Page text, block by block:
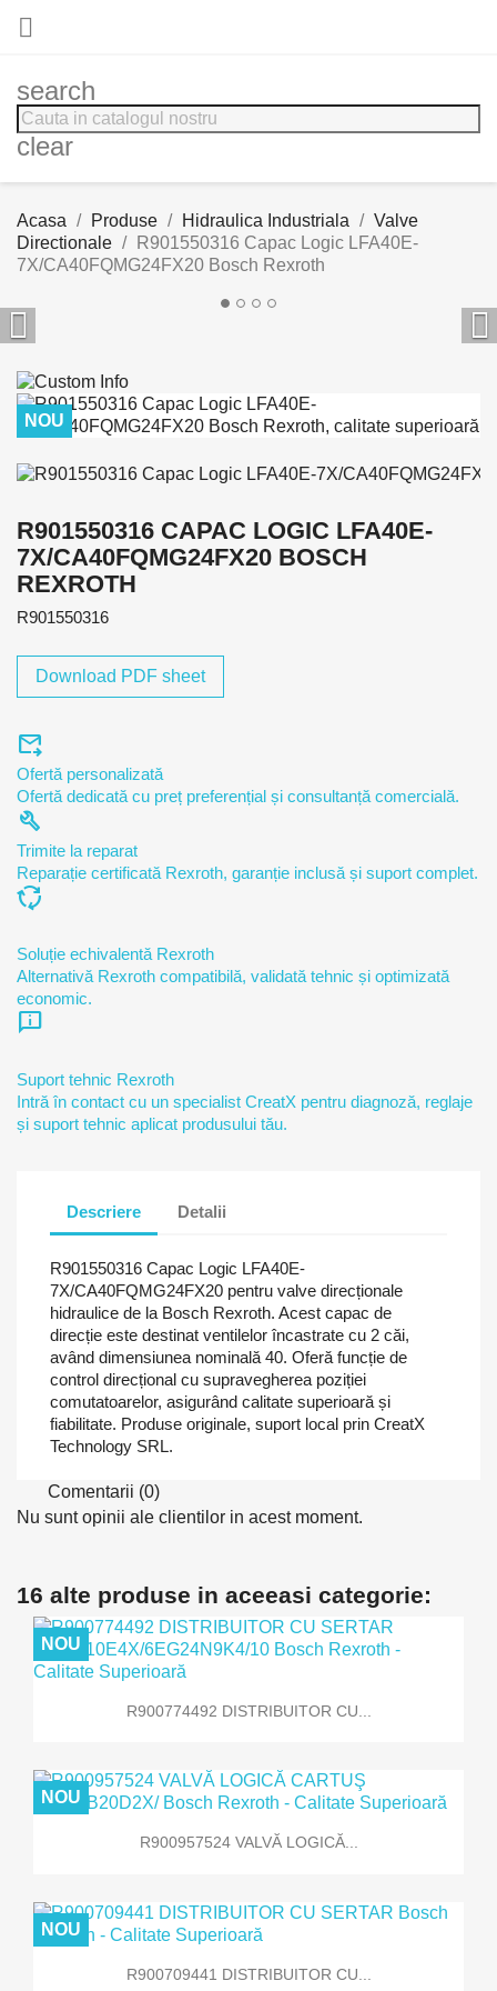

search
clear
Acasa Produse Hidraulica Industriala
Valve
Directionale
R901550316 Capac Logic LFA40E-
7X/CA40FQMG24FX20 Bosch Rexroth
 
NOU
R901550316 CAPAC LOGIC LFA40E-
7X/CA40FQMG24FX20 BOSCH
REXROTH
R901550316
Download PDF sheet
forward_to_inbox
Ofertă personalizată
Ofertă dedicată cu preț preferențial și consultanță comercială.
build
Trimite la reparat
Reparație certificată Rexroth, garanție inclusă și suport complet.
cycle
Soluție echivalentă Rexroth
Alternativă Rexroth compatibilă, validată tehnic și optimizată
economic.
chat_info
Suport tehnic Rexroth
Intră în contact cu un specialist CreatX pentru diagnoză, reglaje
și suport tehnic aplicat produsului tău.
Descriere Detalii
R901550316 Capac Logic LFA40E-
7X/CA40FQMG24FX20 pentru valve direcționale
hidraulice de la Bosch Rexroth. Acest capac de
direcție este destinat ventilelor încastrate cu 2 căi,
având dimensiunea nominală 40. Oferă funcție de
control direcțional cu supravegherea poziției
comutatoarelor, asigurând calitate superioară și
fiabilitate. Produse originale, suport local prin CreatX
Technology SRL.
Comentarii (0)
Nu sunt opinii ale clientilor in acest moment.
16 alte produse in aceeasi categorie:
R900774492 DISTRIBUITOR CU...
NOU
R900957524 VALVĂ LOGICĂ...
NOU
R900709441 DISTRIBUITOR CU...
NOU